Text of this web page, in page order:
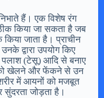
हैं। एक विशेष रंग
किया जा सकता है जब
जाता है। प्राचीन
द्वारा उपयोग किए
पलाश (टेसू) आदि से बनाए
को खेलने और फेंकने से उन
में आयनों को मजबूत
जोड़ता है।